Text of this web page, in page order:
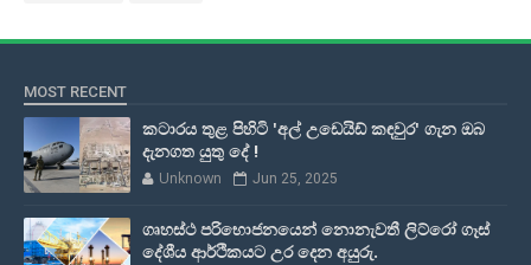
MOST RECENT
කටාරය තුළ පිහිටි 'අල් උඩෙයිඩ් කඳවුර' ගැන ඔබ
දැනගත යුතු දේ !
Unknown Jun 25, 2025
ගෘහස්ථ පරිභොජනයෙන් නොනැවතී ලිට්රෝ ගෑස්
දේශීය ආර්ථිකයට උර දෙන අයුරු.